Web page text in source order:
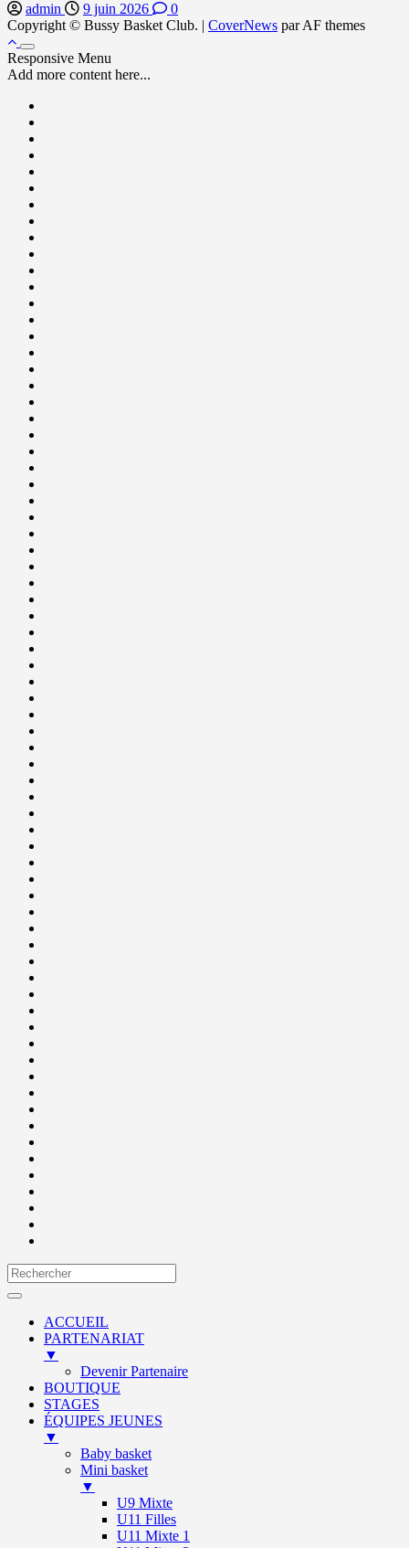
admin 9 juin 2026
0
Copyright © Bussy Basket Club. | CoverNews par AF themes
Responsive Menu
Add more content here...
ACCUEIL
PARTENARIAT
▼
Devenir Partenaire
BOUTIQUE
STAGES
ÉQUIPES JEUNES
▼
Baby basket
Mini basket
▼
U9 Mixte
U11 Filles
U11 Mixte 1